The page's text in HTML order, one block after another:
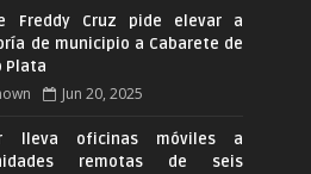
Freddy Cruz pide elevar a
de municipio a Cabarete de
Plata
Jun 20, 2025
lleva oficinas móviles a
remotas de seis